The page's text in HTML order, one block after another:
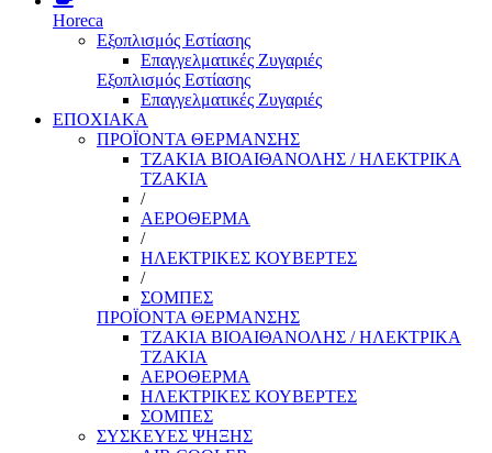
Horeca
Εξοπλισμός Εστίασης
Επαγγελματικές Ζυγαριές
Εξοπλισμός Εστίασης
Επαγγελματικές Ζυγαριές
ΕΠΟΧΙΑΚΑ
ΠΡΟΪΟΝΤΑ ΘΕΡΜΑΝΣΗΣ
ΤΖΑΚΙΑ ΒΙΟΑΙΘΑΝΟΛΗΣ / ΗΛΕΚΤΡΙΚΑ
ΤΖΑΚΙΑ
/
ΑΕΡΟΘΕΡΜΑ
/
ΗΛΕΚΤΡΙΚΕΣ ΚΟΥΒΕΡΤΕΣ
/
ΣΟΜΠΕΣ
ΠΡΟΪΟΝΤΑ ΘΕΡΜΑΝΣΗΣ
ΤΖΑΚΙΑ ΒΙΟΑΙΘΑΝΟΛΗΣ / ΗΛΕΚΤΡΙΚΑ
ΤΖΑΚΙΑ
ΑΕΡΟΘΕΡΜΑ
ΗΛΕΚΤΡΙΚΕΣ ΚΟΥΒΕΡΤΕΣ
ΣΟΜΠΕΣ
ΣΥΣΚΕΥΕΣ ΨΗΞΗΣ